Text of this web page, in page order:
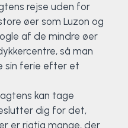
rejse uden for
øer som Luzon og
af de mindre øer
så man
sin ferie efter et
kan tage
dig for det,
er rigtig mange, der